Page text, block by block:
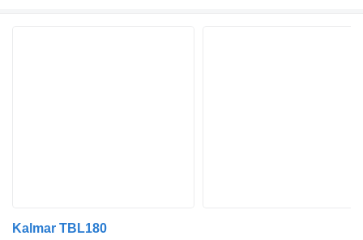
Kalmar TBL180